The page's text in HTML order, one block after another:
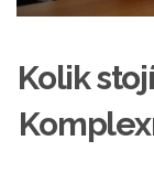
Kolik